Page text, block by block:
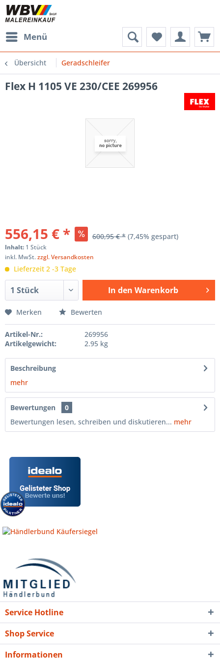
Menü
Übersicht Geradschleifer
Flex H 1105 VE 230/CEE 269956
556,15 € * 600,95 € * (7,45% gespart)
Inhalt: 1 Stück
inkl. MwSt.zzgl. Versandkosten
Lieferzeit 2 -3 Tage
In den Warenkorb
Merken Bewerten
Artikel-Nr.:
269956
Artikelgewicht:
2.95 kg
Beschreibung
mehr
Bewertungen
0
Bewertungen lesen, schreiben und diskutieren... mehr
Service Hotline
Shop Service
Informationen